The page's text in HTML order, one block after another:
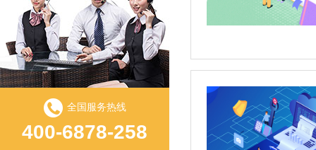
全国服务热线
400-6878-258